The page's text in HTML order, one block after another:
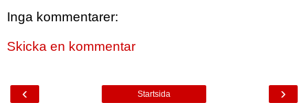
Inga kommentarer:
Skicka en kommentar
‹ ›
Startsida